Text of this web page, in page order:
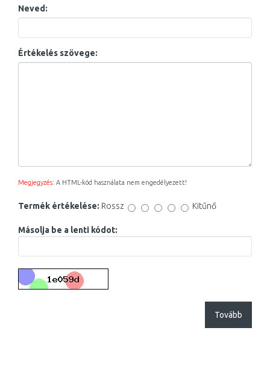
Neved:
Értékelés szövege:
Megjegyzés: A HTML-kód használata nem engedélyezett!
Termék értékelése: Rossz Kitűnő
Másolja be a lenti kódot:
Tovább